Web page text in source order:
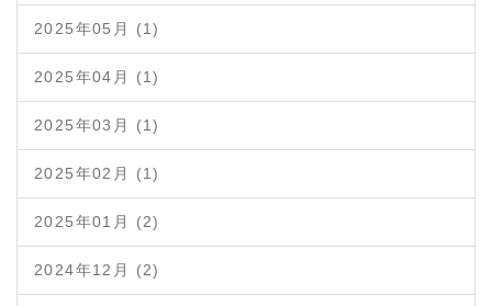
2025年05月 (1)
2025年04月 (1)
2025年03月 (1)
2025年02月 (1)
2025年01月 (2)
2024年12月 (2)